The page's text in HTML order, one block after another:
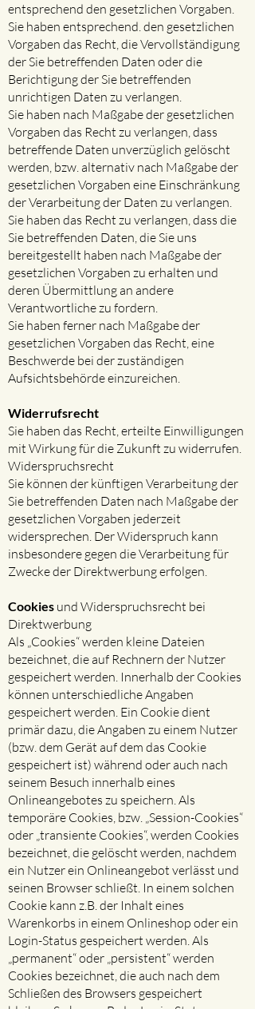
entsprechend den gesetzlichen Vorgaben.
Sie haben entsprechend. den gesetzlichen
Vorgaben das Recht, die Vervollständigung
der Sie betreffenden Daten oder die
Berichtigung der Sie betreffenden
unrichtigen Daten zu verlangen.
Sie haben nach Maßgabe der gesetzlichen
Vorgaben das Recht zu verlangen, dass
betreffende Daten unverzüglich gelöscht
werden, bzw. alternativ nach Maßgabe der
gesetzlichen Vorgaben eine Einschränkung
der Verarbeitung der Daten zu verlangen.
Sie haben das Recht zu verlangen, dass die
Sie betreffenden Daten, die Sie uns
bereitgestellt haben nach Maßgabe der
gesetzlichen Vorgaben zu erhalten und
deren Übermittlung an andere
Verantwortliche zu fordern.
Sie haben ferner nach Maßgabe der
gesetzlichen Vorgaben das Recht, eine
Beschwerde bei der zuständigen
Aufsichtsbehörde einzureichen.
Widerrufsrecht
Sie haben das Recht, erteilte Einwilligungen
mit Wirkung für die Zukunft zu widerrufen.
Widerspruchsrecht
Sie können der künftigen Verarbeitung der
Sie betreffenden Daten nach Maßgabe der
gesetzlichen Vorgaben jederzeit
widersprechen. Der Widerspruch kann
insbesondere gegen die Verarbeitung für
Zwecke der Direktwerbung erfolgen.
Cookies und Widerspruchsrecht bei
Direktwerbung​
Als „Cookies“ werden kleine Dateien
bezeichnet, die auf Rechnern der Nutzer
gespeichert werden. Innerhalb der Cookies
können unterschiedliche Angaben
gespeichert werden. Ein Cookie dient
primär dazu, die Angaben zu einem Nutzer
(bzw. dem Gerät auf dem das Cookie
gespeichert ist) während oder auch nach
seinem Besuch innerhalb eines
Onlineangebotes zu speichern. Als
temporäre Cookies, bzw. „Session-Cookies“
oder „transiente Cookies“, werden Cookies
bezeichnet, die gelöscht werden, nachdem
ein Nutzer ein Onlineangebot verlässt und
seinen Browser schließt. In einem solchen
Cookie kann z.B. der Inhalt eines
Warenkorbs in einem Onlineshop oder ein
Login-Status gespeichert werden. Als
„permanent“ oder „persistent“ werden
Cookies bezeichnet, die auch nach dem
Schließen des Browsers gespeichert